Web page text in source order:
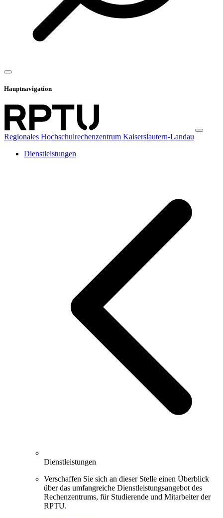
Hauptnavigation
Regionales Hochschulrechenzentrum Kaiserslautern-Landau
Dienstleistungen
Dienstleistungen
Verschaffen Sie sich an dieser Stelle einen Überblick
über das umfangreiche Dienstleistungsangebot des
Rechenzentrums, für Studierende und Mitarbeiter der
RPTU.